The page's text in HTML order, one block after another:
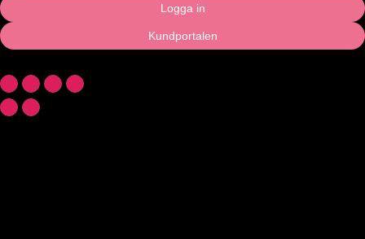
Logga in
Kundportalen